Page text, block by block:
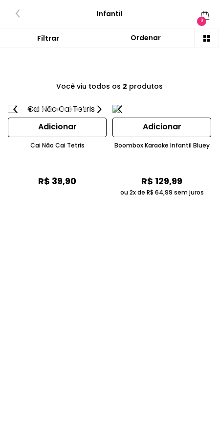
Infantil
0
Você viu todos os 2 produtos
Adicionar
Cai Não Cai Tetris
R$ 39,90
Adicionar
Boombox Karaoke Infantil Bluey
R$ 129,99
ou 2x de R$ 64,99 sem juros